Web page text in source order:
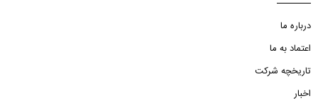
درباره ما
اعتماد به ما
تاریخچه شرکت
اخبار